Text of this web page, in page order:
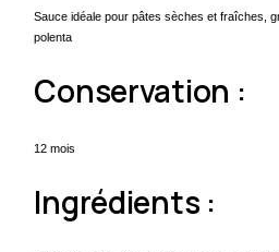
Sauce idéale pour pâtes sèches et fraîches,
polenta
Conservation :
12 mois
Ingrédients :